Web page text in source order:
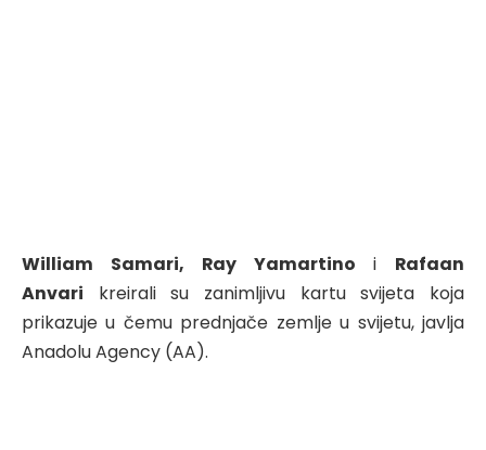
William Samari, Ray Yamartino i Rafaan
Anvari kreirali su zanimljivu kartu svijeta koja
prikazuje u čemu prednjače zemlje u svijetu, javlja
Anadolu Agency (AA).